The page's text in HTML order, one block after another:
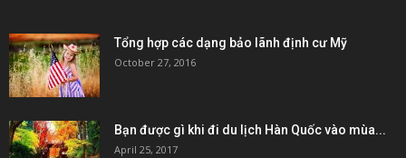
Tổng hợp các dạng bảo lãnh định cư Mỹ
October 27, 2016
Bạn được gì khi đi du lịch Hàn Quốc vào mùa...
April 25, 2017